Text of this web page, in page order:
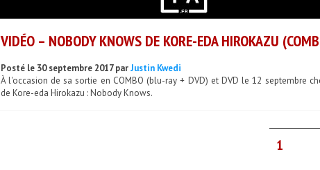
VIDÉO – NOBODY KNOWS DE KORE-EDA HIROKAZU
Posté le 30 septembre 2017 parJustin Kwedi
À l'occasion de sa sortie en COMBO (blu-ray + DVD) et DVD le 12 septembre
de Kore-eda Hirokazu : Nobody Knows.
1